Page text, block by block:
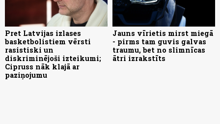
Pret Latvijas izlases
basketbolistiem vērsti
rasistiski un
diskriminējoši izteikumi;
Cipruss nāk klajā ar
paziņojumu
Jauns vīrietis mirst miegā
- pirms tam guvis galvas
traumu, bet no slimnīcas
ātri izrakstīts